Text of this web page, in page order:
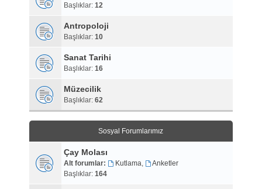
Başlıklar: 12
Antropoloji
Başlıklar: 10
Sanat Tarihi
Başlıklar: 16
Müzecilik
Başlıklar: 62
Sosyal Forumlarımız
Çay Molası
Alt forumlar: Kutlama,
Anketler
Başlıklar: 164